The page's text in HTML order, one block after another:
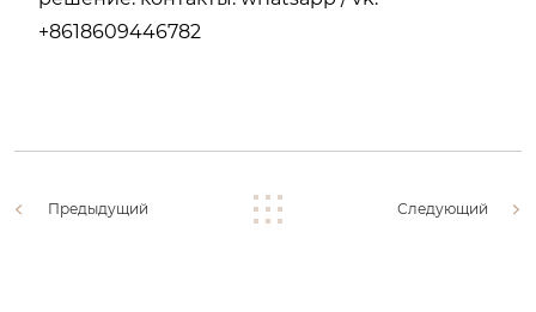
+8618609446782
Предыдущий Следующий